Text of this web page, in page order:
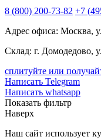
8 (800) 200-73-82 +7
Адрес офиса: Москва,
Склад: г. Домодедово,
сплитуйте или
Написать Telegram
Написать whatsapp
Показать фильтр
Наверх
Наш сайт использует